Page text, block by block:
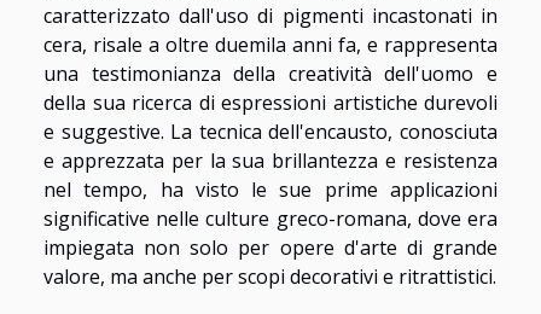
caratterizzato dall'uso di pigmenti incastonati in
cera, risale a oltre duemila anni fa, e rappresenta
una testimonianza della creatività dell'uomo e
della sua ricerca di espressioni artistiche durevoli
e suggestive. La tecnica dell'encausto, conosciuta
e apprezzata per la sua brillantezza e resistenza
nel tempo, ha visto le sue prime applicazioni
significative nelle culture greco-romana, dove era
impiegata non solo per opere d'arte di grande
valore, ma anche per scopi decorativi e ritrattistici.